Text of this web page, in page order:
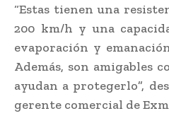
“Estas tienen una
200 km/h y una
evaporación y
Además, son amigables
ayudan a protegerlo”,
gerente comercial de